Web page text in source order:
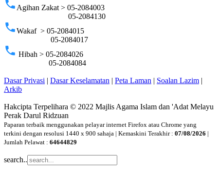
phone Agihan Zakat > 05-2084003
05-2084130
phoneWakaf > 05-2084015
05-2084017
phone Hibah > 05-2084026
05-2084084
Dasar Privasi | Dasar Keselamatan | Peta Laman | Soalan Lazim |
Arkib
Hakcipta Terpelihara © 2022 Majlis Agama Islam dan 'Adat Melayu
Perak Darul Ridzuan
Paparan terbaik menggunakan pelayar internet Firefox atau Chrome yang
terkini dengan resolusi 1440 x 900 sahaja | Kemaskini Terakhir : 07/08/2026 |
Jumlah Pelawat : 64644829
search..